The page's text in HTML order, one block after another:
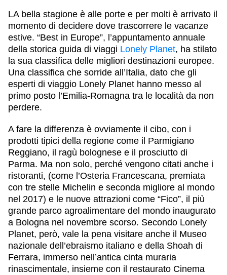
LA bella stagione è alle porte e per molti è arrivato il
momento di decidere dove trascorrere le vacanze
estive. “Best in Europe”, l’appuntamento annuale
della storica guida di viaggi Lonely Planet, ha stilato
la sua classifica delle migliori destinazioni europee.
Una classifica che sorride all’Italia, dato che gli
esperti di viaggio Lonely Planet hanno messo al
primo posto l’Emilia-Romagna tra le località da non
perdere.
A fare la differenza è ovviamente il cibo, con i
prodotti tipici della regione come il Parmigiano
Reggiano, il ragù bolognese e il prosciutto di
Parma. Ma non solo, perché vengono citati anche i
ristoranti, (come l’Osteria Francescana, premiata
con tre stelle Michelin e seconda migliore al mondo
nel 2017) e le nuove attrazioni come “Fico”, il più
grande parco agroalimentare del mondo inaugurato
a Bologna nel novembre scorso. Secondo Lonely
Planet, però, vale la pena visitare anche il Museo
nazionale dell’ebraismo italiano e della Shoah di
Ferrara, immerso nell’antica cinta muraria
rinascimentale, insieme con il restaurato Cinema